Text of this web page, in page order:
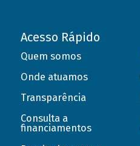
Acesso Rápido
Quem somos
Onde atuamos
Transparência
Consulta a
financiamentos